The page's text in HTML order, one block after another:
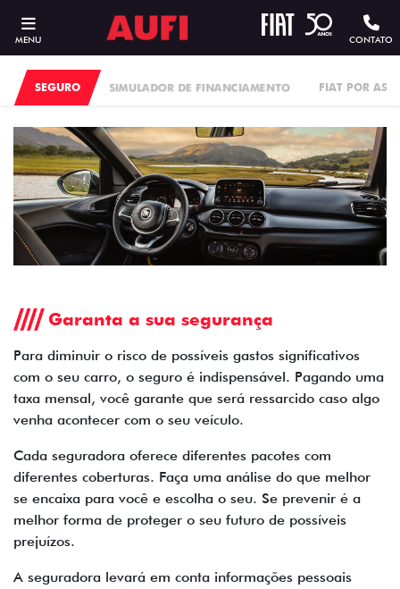
MENU CONTATO
SIMULADOR DE FINANCIAMENTO FIAT POR
SEGURO
Garanta a sua segurança
Para diminuir o risco de possíveis gastos significativos
com o seu carro, o seguro é indispensável. Pagando uma
taxa mensal, você garante que será ressarcido caso algo
venha acontecer com o seu veículo.
Cada seguradora oferece diferentes pacotes com
diferentes coberturas. Faça uma análise do que melhor
se encaixa para você e escolha o seu. Se prevenir é a
melhor forma de proteger o seu futuro de possíveis
prejuízos.
A seguradora levará em conta informações pessoais